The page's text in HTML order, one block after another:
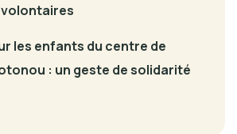
les enfants du centre de
: un geste de solidarité